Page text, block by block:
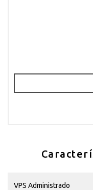
VPS Administrado